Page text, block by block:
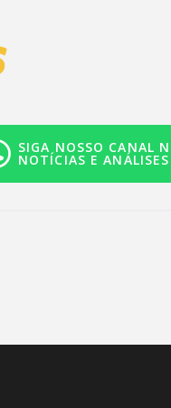
SIGA NOSSO CANAL
NOTÍCIAS E